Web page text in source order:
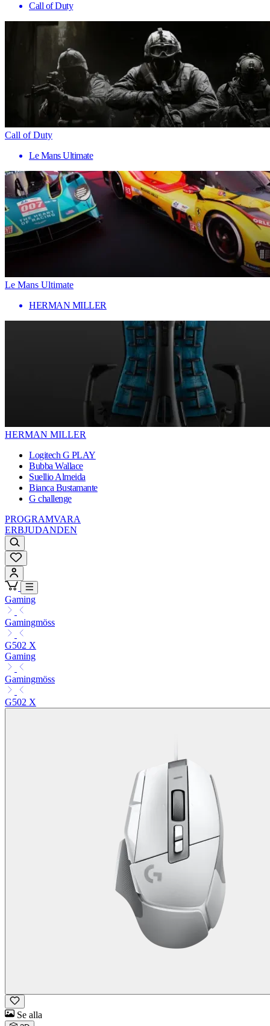
Call of Duty
Call of Duty
Le Mans Ultimate
Le Mans Ultimate
HERMAN MILLER
HERMAN MILLER
Logitech G PLAY
Bubba Wallace
Suellio Almeida
Bianca Bustamante
G challenge
PROGRAMVARA
ERBJUDANDEN
Gaming
Gamingmöss
G502 X
Gaming
Gamingmöss
G502 X
Se alla